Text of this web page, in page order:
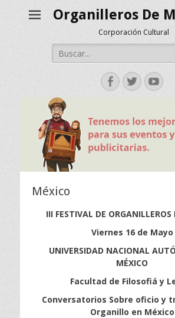
Organilleros De
Corporación Cultural
Buscar:
Facebook
Twitter
México
III FESTIVAL DE ORGANILLEROS
Viernes 16 de Mayo
UNIVERSIDAD NACIONAL
MÉXICO
Facultad de Filosofiá y
Conversatorios Sobre oficio y
Organillo en México